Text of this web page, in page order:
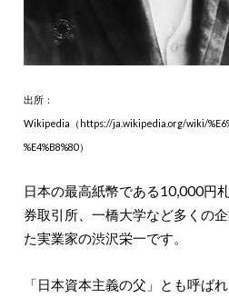
出所：
Wikipedia（https://ja.wikipedia.org/wiki/
%E4%B8%80）
日本の最高紙幣である10,000円
券取引所、一橋大学など多くの
た実業家の渋沢栄一です。
「日本資本主義の父」とも呼ば